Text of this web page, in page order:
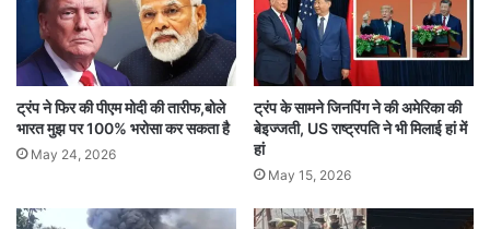
मौका नहीं है, जब मोरक्को के राजा ने इस प्रकार के आदेश
जारी किए हैं। इससे पहले राजा हसन द्वितीय ने अपने
शासनकाल में तीन बार इसी तरह के आदेश दिए थे।
मोरक्को के लोग साधारण तरीके से त्योहार मनाने के लिए तैयार
ट्रंप ने फिर की पीएम मोदी की तारीफ,बोले
भारत मुझ पर 100% भरोसा कर सकता है
May 24, 2026
ट्रंप के सामने जिनपिंग ने की अमेरिका की
बेइज्जती, US राष्ट्रपति ने भी मिलाई हां में
हां
May 15, 2026